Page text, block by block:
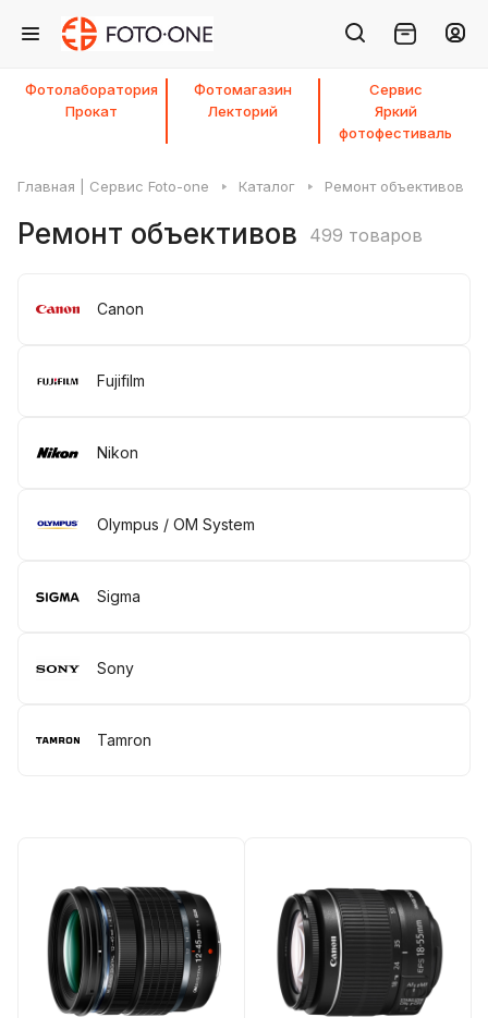
Фотолаборатория Фотомагазин
Сервис
Прокат
Лекторий
Яркий
фотофестиваль
Главная | Сервис Foto-one Каталог Ремонт объективов
Ремонт объективов 499 товаров
Canon
Fujifilm
Nikon
Olympus / OM System
Sigma
Sony
Tamron